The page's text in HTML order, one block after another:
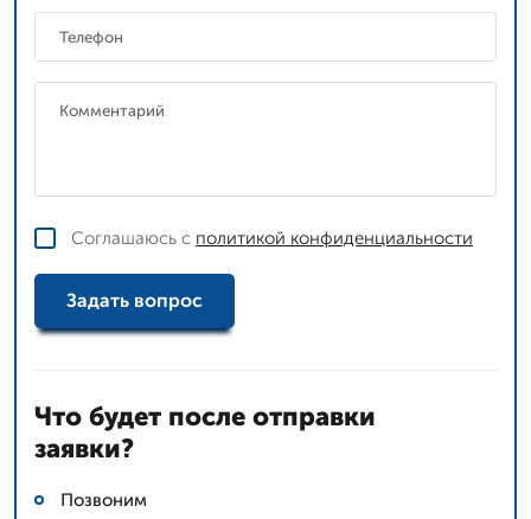
Соглашаюсь с политикой конфиденциальности
Задать вопрос
Что будет после отправки
заявки?
Позвоним